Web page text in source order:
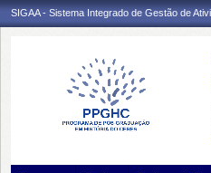
SIGAA - Sistema Integrado de Gestão de